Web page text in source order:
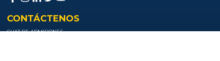
CONTÁCTENOS
CHAT DE ADMISIONES